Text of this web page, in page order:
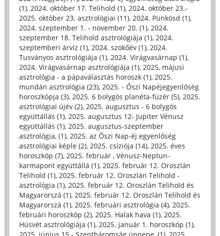
(1), 2024. október 17. Telihold (1), 2024. október 23.-
2025. október 23. asztrológiai (11), 2024. Pünkösd (1),
2024. szeptember 1. - november 20. (1), 2024.
szeptember 18. Telihold asztrológiája (1), 2024.
szeptemberi árvíz (1), 2024. szökőév (1), 2024.
Tusványos asztrológiája (1), 2024. Virágvasárnap (1),
2024. Virágvasárnap asztrológiája (1), 2025, májusi
asztrológia - a pápaválasztás horoszk (1), 2025.
mundán asztrológia (23), 2025. - Őszi Napéjegyenlőség
horoszkópja (3), 2025. 6 bolygós planéta-füzér (5), 2025.
asztrológiai újév (2), 2025. augusztus - 6 bolygós
együttállás (1), 2025. augusztus 12- Jupiter Vénusz
együttállás (1), 2025. augusztus-szeptember
asztrológia, (1), 2025. az Őszi Nap-éj egyenlőség
asztrológiai képle (2), 2025. csíziója (14), 2025. éves
horoszkóp (7), 2025. február , Vénusz-Neptun-
karmapont együttállá (1), 2025. február 12. Oroszlán
Telihold (1), 2025. február 12. Oroszlán Telihold -
asztrológia (1), 2025. február 12. Oroszlán Telihold és
Magyarorszá (1), 2025. február 12. Oroszlán Telihold és
Magyarorszá (1), 2025. februári asztrológia (4), 2025.
februári horoszkóp (2), 2025. Halak hava (1), 2025.
Húsvét asztrológiája (1), 2025. január 1. horoszkóp (1),